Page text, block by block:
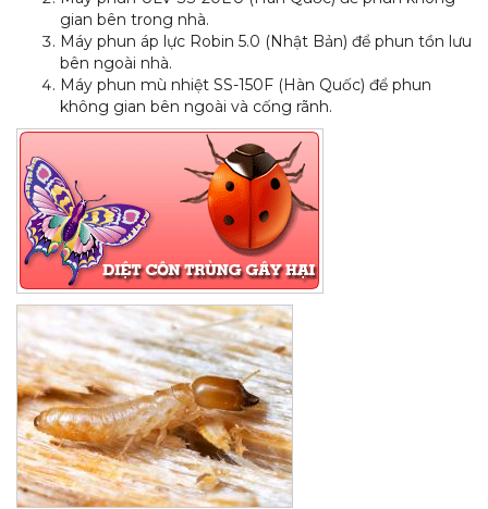
gian bên trong nhà.
Máy phun áp lực Robin 5.0 (Nhật Bản) để phun tồn lưu
bên ngoài nhà.
Máy phun mù nhiệt SS-150F (Hàn Quốc) để phun
không gian bên ngoài và cống rãnh.